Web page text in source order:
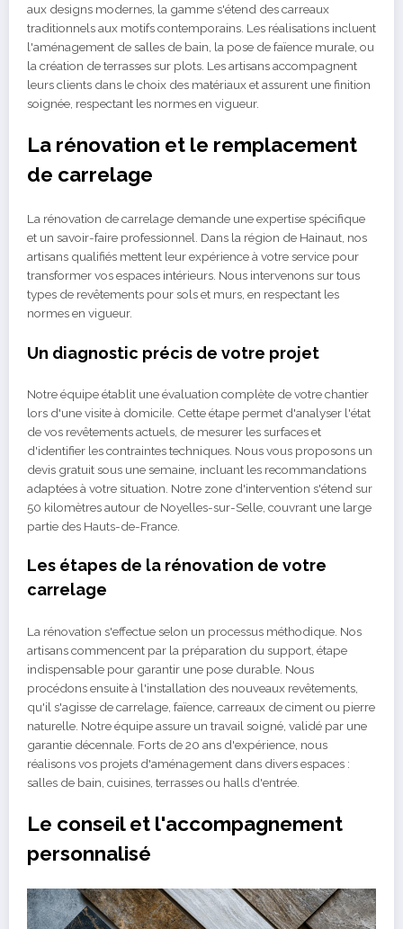
aux designs modernes, la gamme s'étend des carreaux
traditionnels aux motifs contemporains. Les réalisations incluent
l'aménagement de salles de bain, la pose de faïence murale, ou
la création de terrasses sur plots. Les artisans accompagnent
leurs clients dans le choix des matériaux et assurent une finition
soignée, respectant les normes en vigueur.
La rénovation et le remplacement
de carrelage
La rénovation de carrelage demande une expertise spécifique
et un savoir-faire professionnel. Dans la région de Hainaut, nos
artisans qualifiés mettent leur expérience à votre service pour
transformer vos espaces intérieurs. Nous intervenons sur tous
types de revêtements pour sols et murs, en respectant les
normes en vigueur.
Un diagnostic précis de votre projet
Notre équipe établit une évaluation complète de votre chantier
lors d'une visite à domicile. Cette étape permet d'analyser l'état
de vos revêtements actuels, de mesurer les surfaces et
d'identifier les contraintes techniques. Nous vous proposons un
devis gratuit sous une semaine, incluant les recommandations
adaptées à votre situation. Notre zone d'intervention s'étend sur
50 kilomètres autour de Noyelles-sur-Selle, couvrant une large
partie des Hauts-de-France.
Les étapes de la rénovation de votre
carrelage
La rénovation s'effectue selon un processus méthodique. Nos
artisans commencent par la préparation du support, étape
indispensable pour garantir une pose durable. Nous
procédons ensuite à l'installation des nouveaux revêtements,
qu'il s'agisse de carrelage, faïence, carreaux de ciment ou pierre
naturelle. Notre équipe assure un travail soigné, validé par une
garantie décennale. Forts de 20 ans d'expérience, nous
réalisons vos projets d'aménagement dans divers espaces :
salles de bain, cuisines, terrasses ou halls d'entrée.
Le conseil et l'accompagnement
personnalisé